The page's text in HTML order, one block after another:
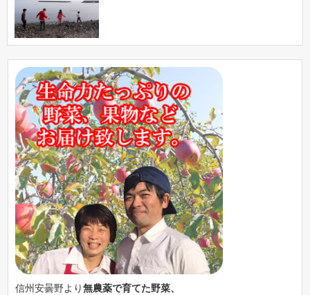
信州安曇野より無農薬で育てた野菜、